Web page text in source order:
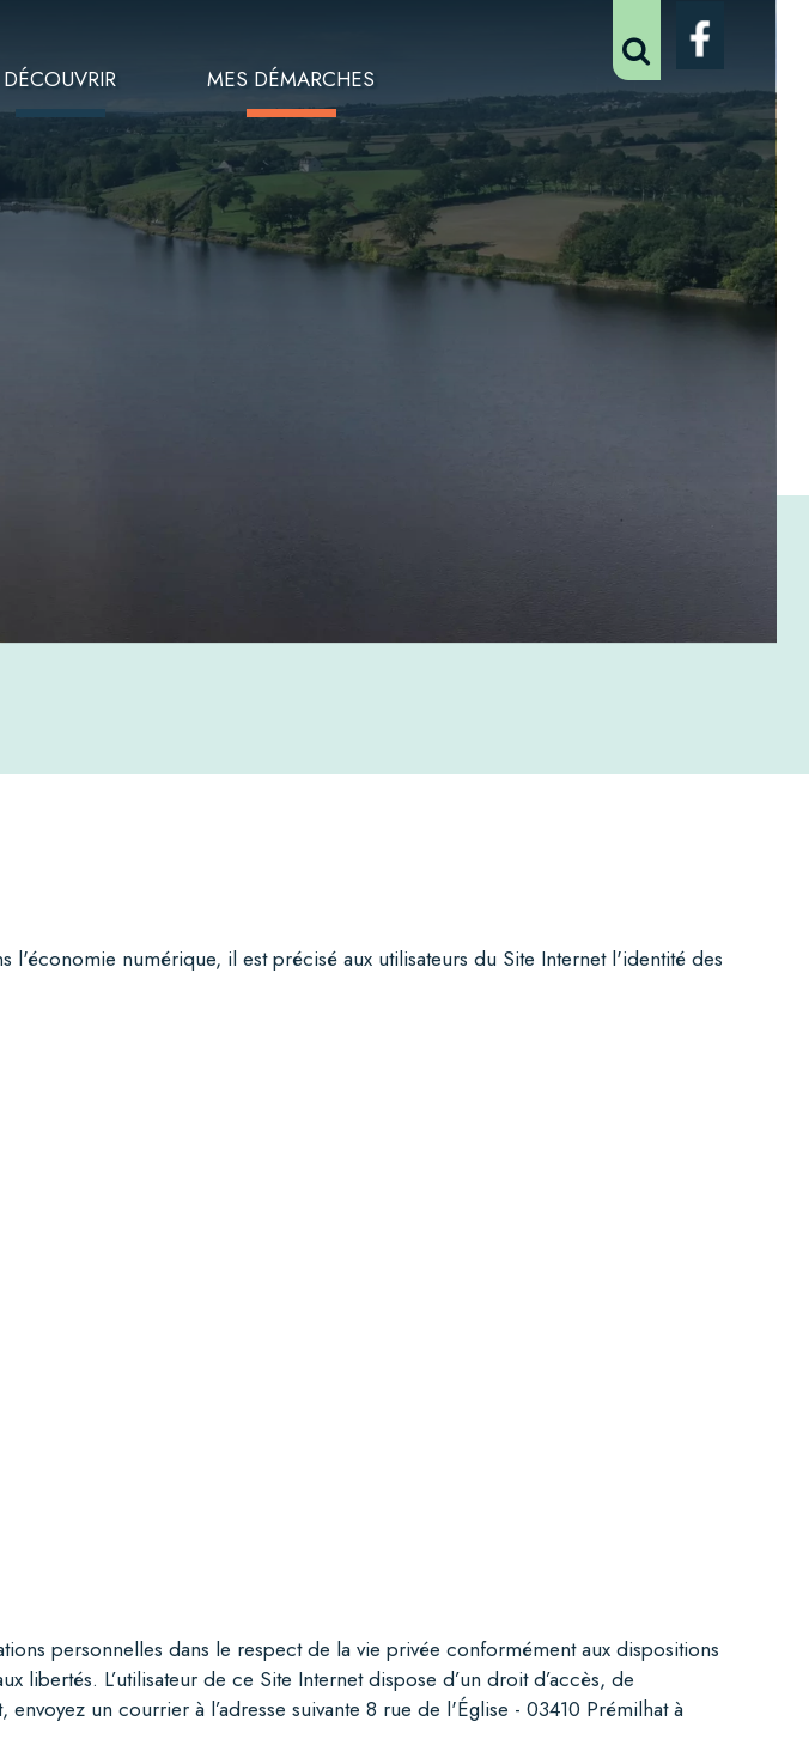
DÉCOUVRIR MES DÉMARCHES
l'économie numérique, il est précisé aux utilisateurs du Site Internet l'identité des
personnelles dans le respect de la vie privée conformément aux dispositions
libertés. L’utilisateur de ce Site Internet dispose d’un droit d’accès, de
envoyez un courrier à l’adresse suivante 8 rue de l'Église - 03410 Prémilhat à